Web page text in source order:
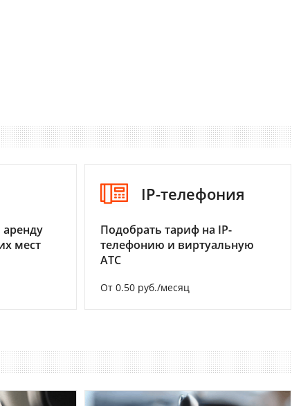
мест
IP-телефония
Подобрать тариф на IP-
телефонию и виртуальную
АТС
От 0.50 руб./месяц